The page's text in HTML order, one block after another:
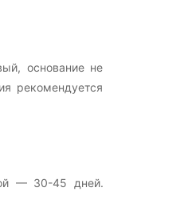
основание не
рекомендуется
— 30-45 дней.